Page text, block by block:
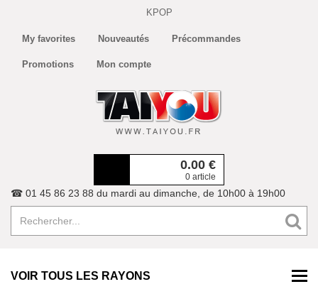
KPOP
My favorites Nouveautés Précommandes
Promotions Mon compte
0.00 €
0 article
☎ 01 45 86 23 88 du mardi au dimanche, de 10h00 à 19h00
VOIR TOUS LES RAYONS